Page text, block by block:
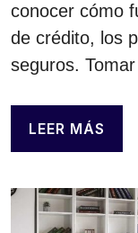
conocer cómo
de crédito, los
seguros.
LEER MÁS